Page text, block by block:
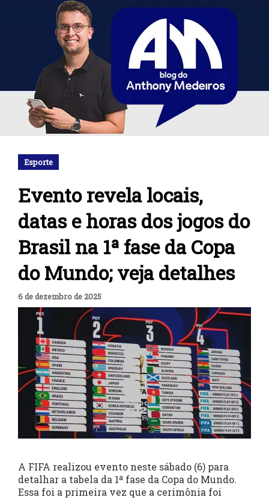
Esporte
Evento revela locais,
datas e horas dos jogos do
Brasil na 1ª fase da Copa
do Mundo; veja detalhes
6 de dezembro de 2025
A FIFA realizou evento neste sábado (6) para
detalhar a tabela da 1ª fase da Copa do Mundo.
Essa foi a primeira vez que a cerimônia foi